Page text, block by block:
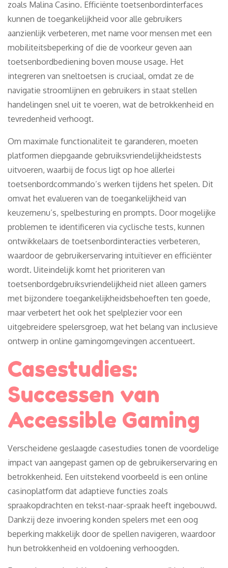
zoals Malina Casino. Efficiënte toetsenbordinterfaces
kunnen de toegankelijkheid voor alle gebruikers
aanzienlijk verbeteren, met name voor mensen met een
mobiliteitsbeperking of die de voorkeur geven aan
toetsenbordbediening boven mouse usage. Het
integreren van sneltoetsen is cruciaal, omdat ze de
navigatie stroomlijnen en gebruikers in staat stellen
handelingen snel uit te voeren, wat de betrokkenheid en
tevredenheid verhoogt.
Om maximale functionaliteit te garanderen, moeten
platformen diepgaande gebruiksvriendelijkheidstests
uitvoeren, waarbij de focus ligt op hoe allerlei
toetsenbordcommando’s werken tijdens het spelen. Dit
omvat het evalueren van de toegankelijkheid van
keuzemenu’s, spelbesturing en prompts. Door mogelijke
problemen te identificeren via cyclische tests, kunnen
ontwikkelaars de toetsenbordinteracties verbeteren,
waardoor de gebruikerservaring intuïtiever en efficiënter
wordt. Uiteindelijk komt het prioriteren van
toetsenbordgebruiksvriendelijkheid niet alleen gamers
met bijzondere toegankelijkheidsbehoeften ten goede,
maar verbetert het ook het spelplezier voor een
uitgebreidere spelersgroep, wat het belang van inclusieve
ontwerp in online gamingomgevingen accentueert.
Casestudies:
Successen van
Accessible Gaming
Verscheidene geslaagde casestudies tonen de voordelige
impact van aangepast gamen op de gebruikerservaring en
betrokkenheid. Een uitstekend voorbeeld is een online
casinoplatform dat adaptieve functies zoals
spraakopdrachten en tekst-naar-spraak heeft ingebouwd.
Dankzij deze invoering konden spelers met een oog
beperking makkelijk door de spellen navigeren, waardoor
hun betrokkenheid en voldoening verhoogden.